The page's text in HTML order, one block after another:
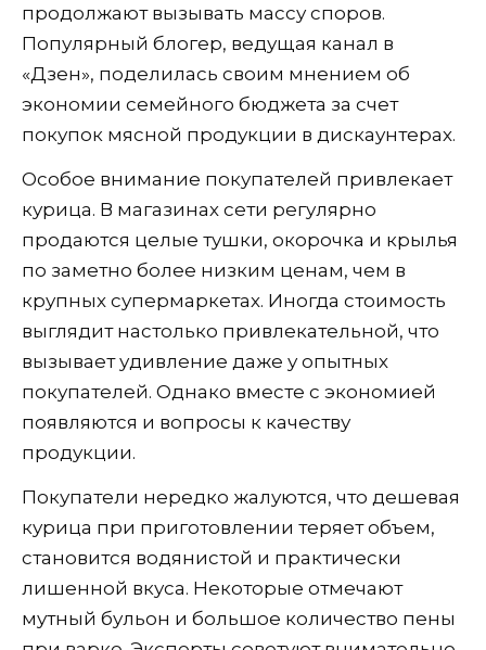
продолжают вызывать массу споров.
Популярный блогер, ведущая канал в
«Дзен», поделилась своим мнением об
экономии семейного бюджета за счет
покупок мясной продукции в дискаунтерах.
Особое внимание покупателей привлекает
курица. В магазинах сети регулярно
продаются целые тушки, окорочка и крылья
по заметно более низким ценам, чем в
крупных супермаркетах. Иногда стоимость
выглядит настолько привлекательной, что
вызывает удивление даже у опытных
покупателей. Однако вместе с экономией
появляются и вопросы к качеству
продукции.
Покупатели нередко жалуются, что дешевая
курица при приготовлении теряет объем,
становится водянистой и практически
лишенной вкуса. Некоторые отмечают
мутный бульон и большое количество пены